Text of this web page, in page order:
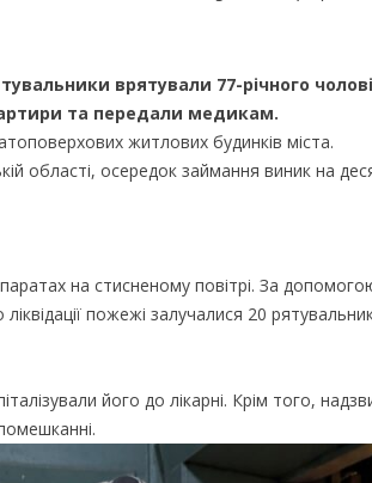
врятували 77-річного
та передали медикам.
житлових будинків міста.
області, осередок займання виник на
на стисненому повітрі. За
пожежі залучалися 20
його до лікарні. Крім того,